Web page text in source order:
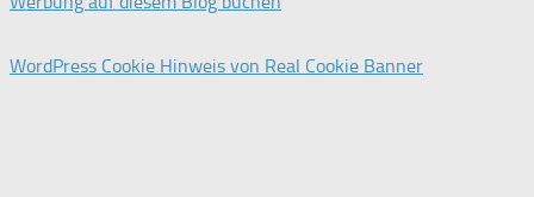
WordPress Cookie Hinweis von Real Cookie Banner